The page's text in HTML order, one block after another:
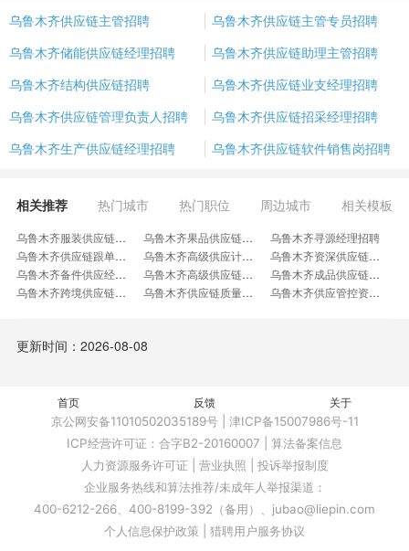
乌鲁木齐供应链主管招聘
乌鲁木齐供应链主管专员招聘
乌鲁木齐储能供应链经理招聘
乌鲁木齐供应链助理主管招聘
乌鲁木齐结构供应链招聘
乌鲁木齐供应链业支经理招聘
乌鲁木齐供应链管理负责人招聘
乌鲁木齐供应链招采经理招聘
乌鲁木齐生产供应链经理招聘
乌鲁木齐供应链软件销售岗招聘
相关推荐 热门城市 热门职位 周边城市 相关模板
乌鲁木齐服装供应链管理经理招聘 乌鲁木齐果品供应链采购经理招聘
乌鲁木齐寻源经理招聘
乌鲁木齐供应链跟单招聘
乌鲁木齐高级供应计划招聘
乌鲁木齐资深供应链招聘
乌鲁木齐备件供应经理招聘
乌鲁木齐高级供应链产品招聘
乌鲁木齐成品供应链经理招聘
乌鲁木齐跨境供应链产品经理招聘
乌鲁木齐供应链质量运营经理招聘
乌鲁木齐供应管控资深工程师招聘
乌鲁木齐医药供应链专员招聘
更新时间：2026-08-08
首页 反馈 关于